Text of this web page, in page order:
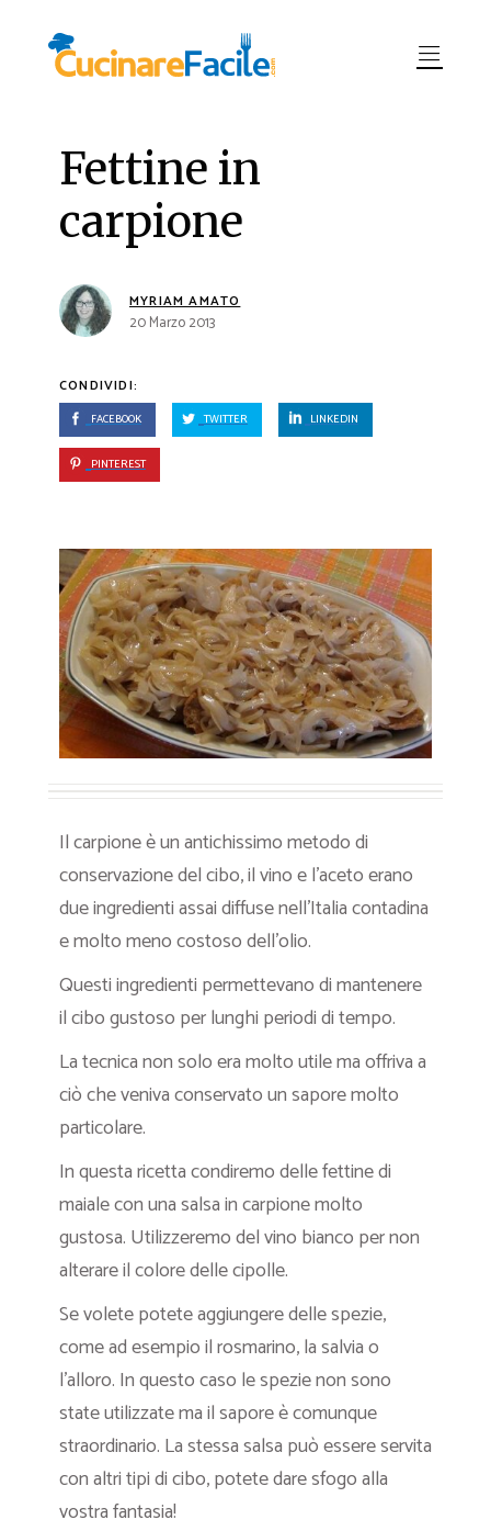
Fettine in
carpione
MYRIAM AMATO
20 Marzo 2013
CONDIVIDI:
FACEBOOK TWITTER LINKEDIN
PINTEREST
Il carpione è un antichissimo metodo di
conservazione del cibo, il vino e l’aceto erano
due ingredienti assai diffuse nell’Italia contadina
e molto meno costoso dell’olio.
Questi ingredienti permettevano di mantenere
il cibo gustoso per lunghi periodi di tempo.
La tecnica non solo era molto utile ma offriva a
ciò che veniva conservato un sapore molto
particolare.
In questa ricetta condiremo delle fettine di
maiale con una salsa in carpione molto
gustosa. Utilizzeremo del vino bianco per non
alterare il colore delle cipolle.
Se volete potete aggiungere delle spezie,
come ad esempio il rosmarino, la salvia o
l’alloro. In questo caso le spezie non sono
state utilizzate ma il sapore è comunque
straordinario. La stessa salsa può essere servita
con altri tipi di cibo, potete dare sfogo alla
vostra fantasia!